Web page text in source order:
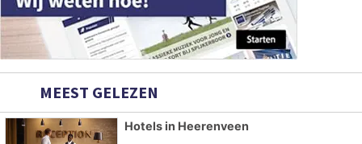
MEEST GELEZEN
Hotels in Heerenveen